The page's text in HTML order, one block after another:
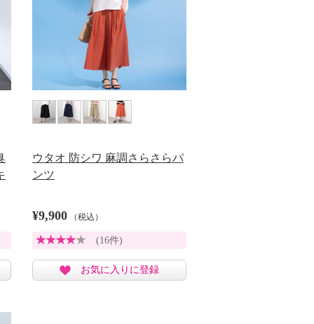
ウタオ 防シワ 麻調さらさらパ
ンツ
¥9,900 （税込）
(16件)
お気に入りに登録